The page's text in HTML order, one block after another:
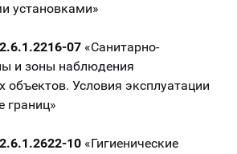
установками»
07 «Санитарно-
и зоны наблюдения
объектов. Условия эксплуатации
границ»
10 «Гигиенические